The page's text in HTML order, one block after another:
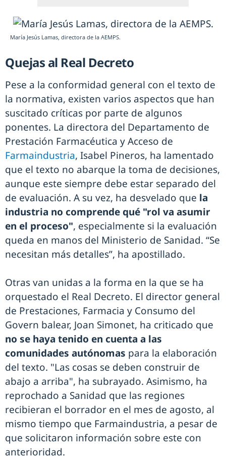
María Jesús Lamas, directora de la AEMPS.
Quejas al Real Decreto
Pese a la conformidad general con el texto de
la normativa, existen varios aspectos que han
suscitado críticas por parte de algunos
ponentes. La directora del Departamento de
Prestación Farmacéutica y Acceso de
Farmaindustria, Isabel Pineros, ha lamentado
que el texto no abarque la toma de decisiones,
aunque este siempre debe estar separado del
de evaluación. A su vez, ha desvelado que la
industria no comprende qué "rol va asumir
en el proceso", especialmente si la evaluación
queda en manos del Ministerio de Sanidad. “Se
necesitan más detalles”, ha apostillado.
Otras van unidas a la forma en la que se ha
orquestado el Real Decreto. El director general
de Prestaciones, Farmacia y Consumo del
Govern balear, Joan Simonet, ha criticado que
no se haya tenido en cuenta a las
comunidades autónomas para la elaboración
del texto. "Las cosas se deben construir de
abajo a arriba", ha subrayado. Asimismo, ha
reprochado a Sanidad que las regiones
recibieran el borrador en el mes de agosto, al
mismo tiempo que Farmaindustria, a pesar de
que solicitaron información sobre este con
anterioridad.